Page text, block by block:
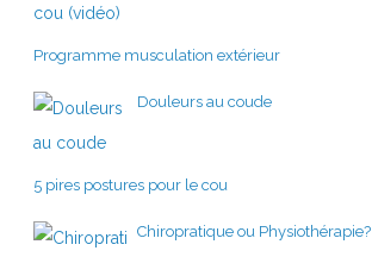
Programme musculation extérieur
Douleurs au coude
5 pires postures pour le cou
Chiropratique ou Physiothérapie?